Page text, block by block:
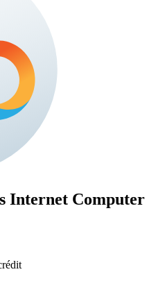
Internet Computer